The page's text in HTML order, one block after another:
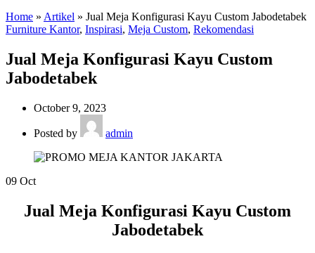
Home » Artikel » Jual Meja Konfigurasi Kayu Custom Jabodetabek
Furniture Kantor, Inspirasi, Meja Custom, Rekomendasi
Jual Meja Konfigurasi Kayu Custom
Jabodetabek
October 9, 2023
Posted by admin
09 Oct
Jual Meja Konfigurasi Kayu Custom
Jabodetabek